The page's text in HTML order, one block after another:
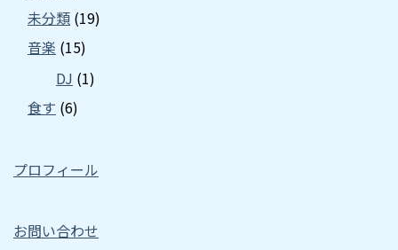
未分類 (19)
音楽 (15)
DJ (1)
食す (6)
プロフィール
お問い合わせ